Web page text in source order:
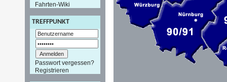
Fahrten-Wiki
TREFFPUNKT
Passwort vergessen?
Registrieren